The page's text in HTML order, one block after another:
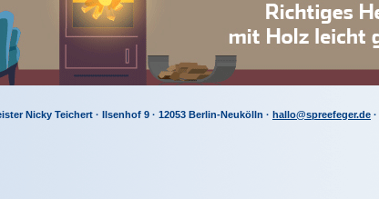
Nicky Teichert · Ilsenhof 9 · 12053 Berlin-Neukölln · hallo@spreefeger.de ·